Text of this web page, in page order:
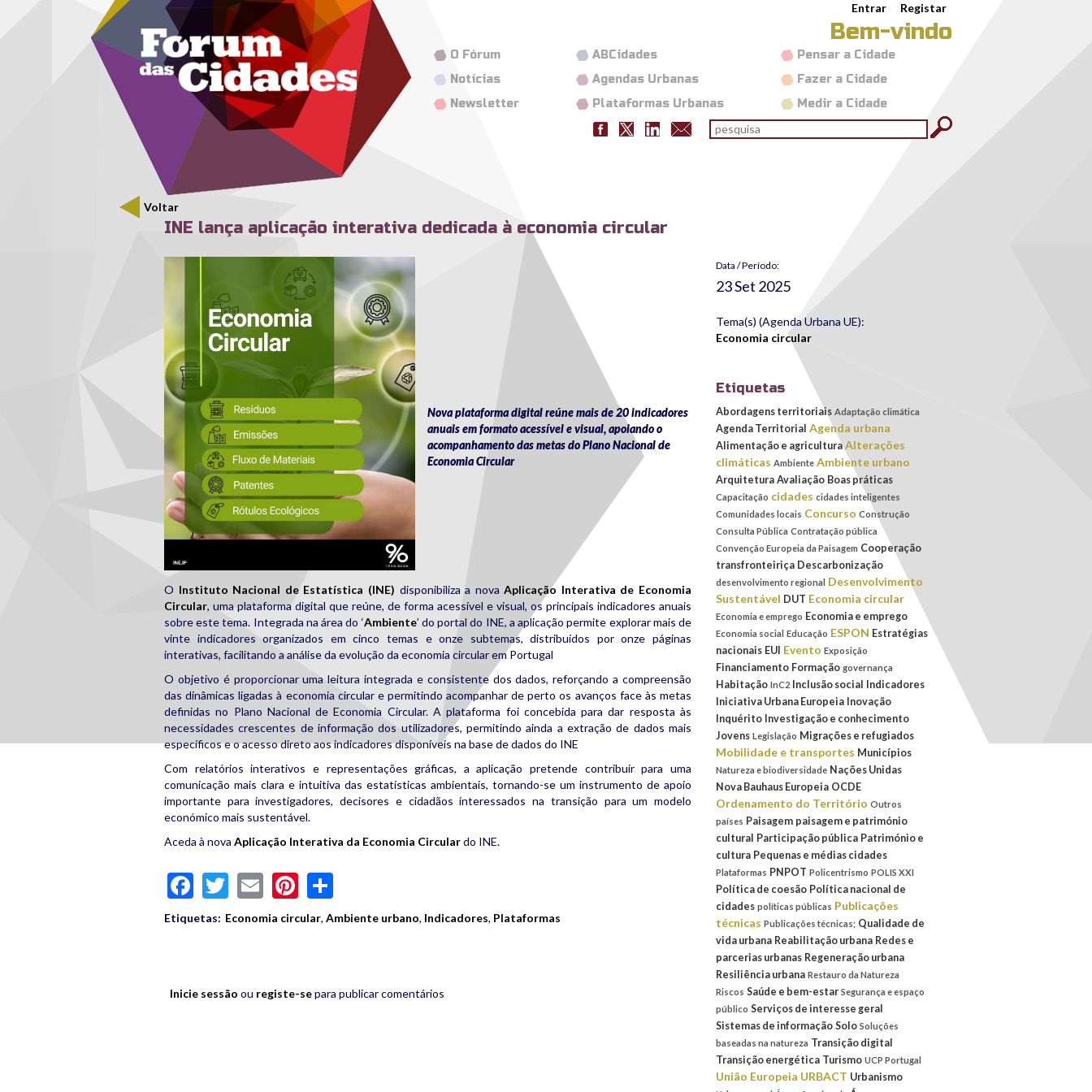
Passar para o conteúdo principalMenu secundário Entrar Registar
Bem-vindo
Pensar a Cidade
Fazer a Cidade
Medir a Cidade
ABCidades
Agendas Urbanas
Plataformas Urbanas
O Fórum
Notícias
Newsletter
Formulário de pesquisa
pesquisar
Voltar
INE lança aplicação interativa dedicada à economia circular
ine_ec.jpg
Nova plataforma digital reúne mais de 20 indicadores
anuais em formato acessível e visual, apoiando o
acompanhamento das metas do Plano Nacional de
Economia Circular
O Instituto Nacional de Estatística (INE) disponibiliza a novaAplicação Interativa de Economia
Circular, uma plataforma digital que reúne, de forma acessível e visual, os principais indicadores anuais
sobre este tema. Integrada na área do ‘Ambiente’ do portal do INE, a aplicação permite explorar mais de
vinte indicadores organizados em cinco temas e onze subtemas, distribuídos por onze páginas
interativas, facilitando a análise da evolução da economia circular em Portugal
O objetivo é proporcionar uma leitura integrada e consistente dos dados, reforçando a compreensão
das dinâmicas ligadas à economia circular e permitindo acompanhar de perto os avanços face às metas
definidas no Plano Nacional de Economia Circular. A plataforma foi concebida para dar resposta às
necessidades crescentes de informação dos utilizadores, permitindo ainda a extração de dados mais
específicos e o acesso direto aos indicadores disponíveis na base de dados do INE
Com relatórios interativos e representações gráficas, a aplicação pretende contribuir para uma
comunicação mais clara e intuitiva das estatísticas ambientais, tornando-se um instrumento de apoio
importante para investigadores, decisores e cidadãos interessados na transição para um modelo
económico mais sustentável.
Aceda à nova Aplicação Interativa da Economia Circulardo INE.
Facebook
Twitter
EmailPinterest
Etiquetas: Economia circular, Ambiente urbano, Indicadores, Plataformas
Inicie sessão ou registe-separa publicar comentários
Data / Período:
23 Set 2025
Tema(s) (Agenda Urbana UE):
Economia circular
Etiquetas
Abordagens territoriais Adaptação climática
Agenda Territorial Agenda urbana
Alimentação e agricultura Alterações
climáticas Ambiente Ambiente urbano
Arquitetura Avaliação Boas práticas
Capacitação cidades cidades inteligentes
Comunidades locais Concurso Construção
Consulta Pública Contratação pública
Convenção Europeia da Paisagem Cooperação
transfronteiriça Descarbonização
desenvolvimento regional Desenvolvimento
Sustentável DUT Economia circular
Economia e emprego Economia e emprego
Economia social Educação ESPON Estratégias
nacionais EUI Evento Exposição
Financiamento Formação governança
Habitação InC2 Inclusão social
Indicadores
Iniciativa Urbana Europeia Inovação
Inquérito Investigação e conhecimento
Jovens Legislação Migrações e refugiados
Mobilidade e transportes Municípios
Natureza e biodiversidade Nações Unidas
Nova Bauhaus Europeia OCDE
Ordenamento do Território Outros
países Paisagem paisagem e património
cultural Participação pública Património e
cultura Pequenas e médias cidades
Plataformas PNPOT Policentrismo POLIS XXI
Política de coesão Política nacional de
cidades políticas públicas Publicações
técnicas Publicações técnicas; Qualidade de
vida urbana Reabilitação urbana Redes e
parcerias urbanas Regeneração urbana
Resiliência urbana Restauro da Natureza
Riscos Saúde e bem-estar Segurança e espaço
público Serviços de interesse geral
Sistemas de informação Solo Soluções
baseadas na natureza Transição digital
Transição energética Turismo UCP Portugal
União Europeia URBACT Urbanismo